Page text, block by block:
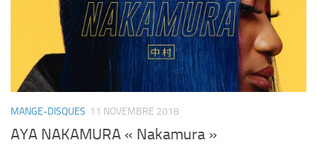
MANGE-DISQUES 11 NOVEMBRE 2018
AYA NAKAMURA « Nakamura »